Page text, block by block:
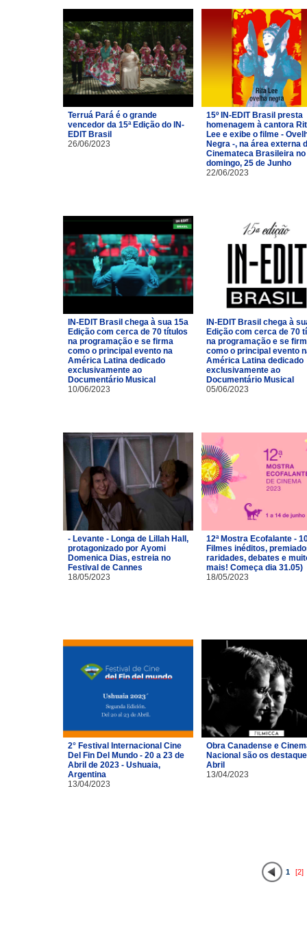
Terruá Pará é o grande
vencedor da 15ª Edição do IN-
EDIT Brasil
26/06/2023
15º IN-EDIT Brasil presta
homenagem à cantora
Lee e exibe o filme -
Negra -, na área externa
Cinemateca Brasileira no
domingo, 25 de Junho
22/06/2023
IN-EDIT Brasil chega à sua 15a
Edição com cerca de 70 títulos
na programação e se firma
como o principal evento na
América Latina dedicado
exclusivamente ao
Documentário Musical
10/06/2023
IN-EDIT Brasil chega à
Edição com cerca de 70
na programação e se
como o principal evento
América Latina dedicado
exclusivamente ao
Documentário Musical
05/06/2023
- Levante - Longa de Lillah Hall,
protagonizado por Ayomi
Domenica Dias, estreia no
Festival de Cannes
18/05/2023
12ª Mostra Ecofalante -
Filmes inéditos,
raridades, debates e
mais! Começa dia 31.05)
18/05/2023
2° Festival Internacional Cine
Del Fin Del Mundo - 20 a 23 de
Abril de 2023 - Ushuaia,
Argentina
13/04/2023
Obra Canadense e
Nacional são os
Abril
13/04/2023
1 [2]